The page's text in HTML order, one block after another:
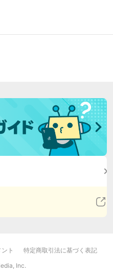
ト
特定商取引法に基づく表記
Inc.